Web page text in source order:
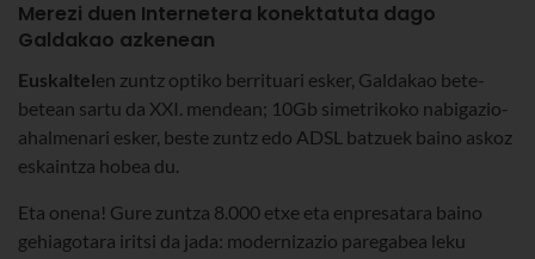
Merezi duen Internetera konektatuta dago
Galdakao azkenean
Euskaltelen zuntz optiko berrituari esker, Galdakao bete-
betean sartu da XXI. mendean; 10Gb simetrikoko nabigazio-
ahalmenari esker, beste zuntz edo ADSL batzuek baino askoz
eskaintza hobea du.
Eta onena! Gure zuntza 8.000 etxe eta enpresatara baino
gehiagotara iritsi da jada: modernizazio paregabea leku